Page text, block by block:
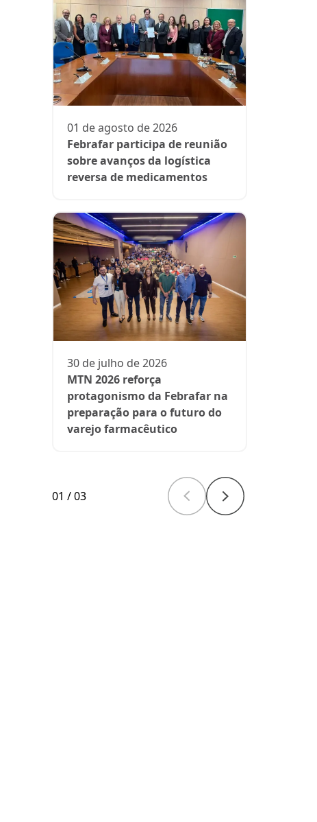
01 de agosto de 2026
Febrafar participa de reunião
sobre avanços da logística
reversa de medicamentos
30 de julho de 2026
MTN 2026 reforça
protagonismo da Febrafar na
preparação para o futuro do
varejo farmacêutico
01 /03